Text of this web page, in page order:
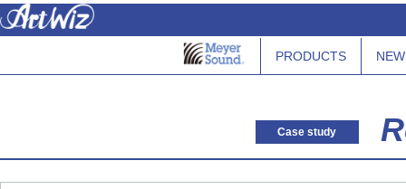
PRODUCTS
Case study